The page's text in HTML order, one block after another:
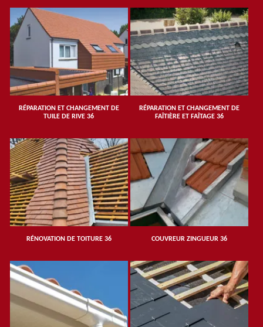
RÉPARATION ET CHANGEMENT DE
TUILE DE RIVE 36
RÉPARATION ET CHANGEMENT DE
FAÎTIÈRE ET FAÎTAGE 36
RÉNOVATION DE TOITURE 36 COUVREUR ZINGUEUR 36